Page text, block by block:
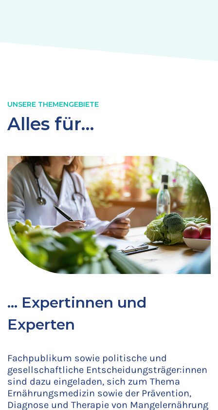
UNSERE THEMENGEBIETE
Alles für…
… Expertinnen und
Experten
Fachpublikum sowie politische und
gesellschaftliche Entscheidungsträger:innen
sind dazu eingeladen, sich zum Thema
Ernährungsmedizin sowie der Prävention,
Diagnose und Therapie von Mangelernährung